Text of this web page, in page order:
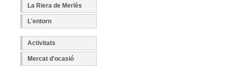
La Riera de Merlès
L'entorn
Activitats
Mercat d'ocasió